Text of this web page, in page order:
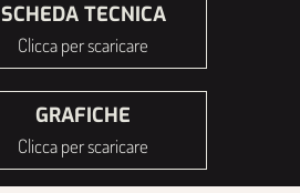
SCHEDA TECNICA
Clicca per scaricare
GRAFICHE
Clicca per scaricare